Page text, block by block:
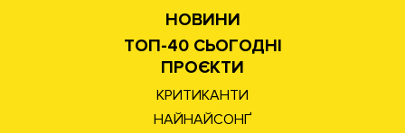
НОВИНИ
ТОП-40 СЬОГОДНІ
ПРОЄКТИ
КРИТИКАНТИ
НАЙНАЙСОНҐ